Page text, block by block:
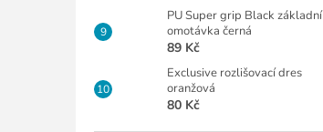
PU Super grip Black základní
omotávka černá
89 Kč
Exclusive rozlišovací dres
oranžová
80 Kč